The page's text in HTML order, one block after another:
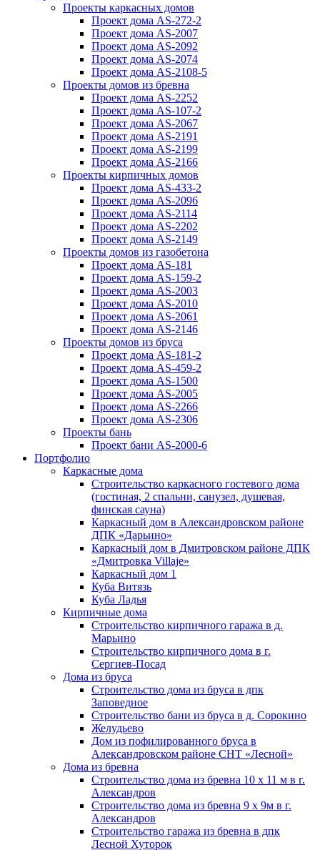
Проекты каркасных домов
Проект дома AS-272-2
Проект дома AS-2007
Проект дома AS-2092
Проект дома AS-2074
Проект дома AS-2108-5
Проекты домов из бревна
Проект дома AS-2252
Проект дома AS-107-2
Проект дома AS-2067
Проект дома AS-2191
Проект дома AS-2199
Проект дома AS-2166
Проекты кирпичных домов
Проект дома AS-433-2
Проект дома AS-2096
Проект дома AS-2114
Проект дома AS-2202
Проект дома AS-2149
Проекты домов из газобетона
Проект дома AS-181
Проект дома AS-159-2
Проект дома AS-2003
Проект дома AS-2010
Проект дома AS-2061
Проект дома AS-2146
Проекты домов из бруса
Проект дома AS-181-2
Проект дома AS-459-2
Проект дома AS-1500
Проект дома AS-2005
Проект дома AS-2266
Проект дома AS-2306
Проекты бань
Проект бани AS-2000-6
Портфолио
Каркасные дома
Строительство каркасного гостевого дома
(гостиная, 2 спальни, санузел, душевая,
финская сауна)
Каркасный дом в Александровском районе
ДПК «Дарьино»
Каркасный дом в Дмитровском районе ДПК
«Дмитровка Villaje»
Каркасный дом 1
Куба Витязь
Куба Ладья
Кирпичные дома
Строительство кирпичного гаража в д.
Марьино
Строительство кирпичного дома в г.
Сергиев-Посад
Дома из бруса
Строительство дома из бруса в дпк
Заповедное
Строительство бани из бруса в д. Сорокино
Желудьево
Дом из пофилированного бруса в
Александровском районе СНТ «Лесной»
Дома из бревна
Строительство дома из бревна 10 х 11 м в г.
Александров
Строительство дома из бревна 9 х 9м в г.
Александров
Строительство гаража из бревна в дпк
Лесной Хуторок